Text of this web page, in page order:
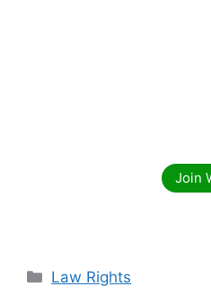
Categories
Law Rights